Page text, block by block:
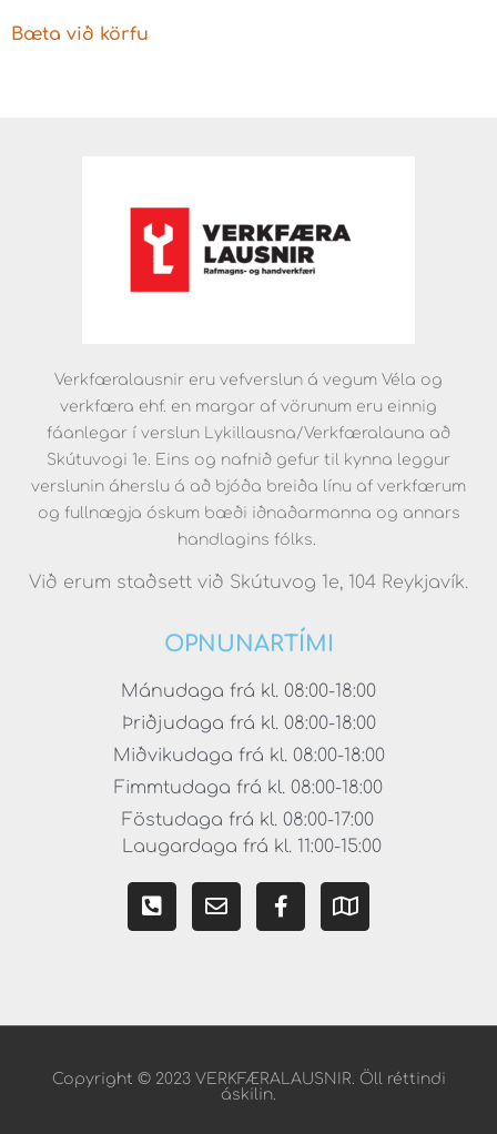
Bæta við körfu
Verkfæralausnir eru vefverslun á vegum Véla og
verkfæra ehf. en margar af vörunum eru einnig
fáanlegar í verslun Lykillausna/Verkfæralauna að
Skútuvogi 1e. Eins og nafnið gefur til kynna leggur
verslunin áherslu á að bjóða breiða línu af verkfærum
og fullnægja óskum bæði iðnaðarmanna og annars
handlagins fólks.
Við erum staðsett við Skútuvog 1e, 104 Reykjavík.
OPNUNARTÍMI
Mánudaga frá kl. 08:00-18:00
Þriðjudaga frá kl. 08:00-18:00
Miðvikudaga frá kl. 08:00-18:00
Fimmtudaga frá kl. 08:00-18:00
Föstudaga frá kl. 08:00-17:00
Laugardaga frá kl. 11:00-15:00
Copyright © 2023 VERKFÆRALAUSNIR. Öll réttindi
áskilin.